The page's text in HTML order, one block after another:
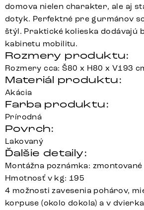
domova nielen charakter, ale aj
dotyk. Perfektné pre gurmánov
štýl. Praktické kolieska dodávajú
kabinetu mobilitu.
Rozmery produktu:
Rozmery cca: Š80 x H80 x V193
Materiál produktu:
Akácia
Farba produktu:
Prírodná
Povrch:
Lakovaný
Ďalšie detaily:
Montážna poznámka: zmontované
Hmotnosť v kg: 195
4 možnosti zavesenia pohárov,
korpuse (okolo dokola) a v